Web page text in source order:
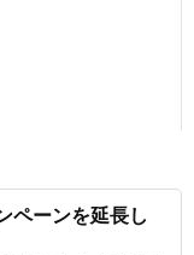
ペーンを延長し